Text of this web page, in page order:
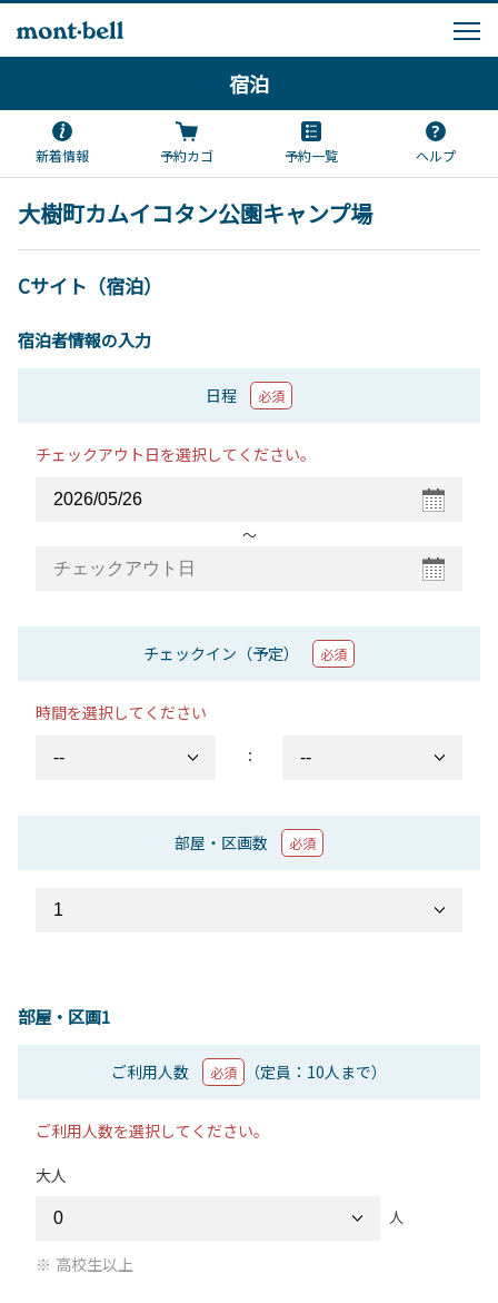
宿泊
新着情報 予約カゴ 予約一覧 ヘルプ
大樹町カムイコタン公園キャンプ場
Cサイト（宿泊）
宿泊者情報の入力
日程 必須
チェックアウト日を選択してください。
〜
チェックイン（予定） 必須
時間を選択してください
：
部屋・区画数 必須
部屋・区画1
ご利用人数 必須 （定員：10人まで）
ご利用人数を選択してください。
大人
人
高校生以上